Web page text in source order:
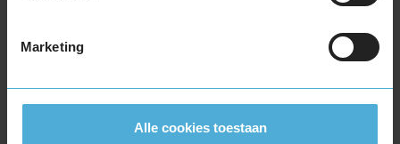
Marketing
Alle cookies toestaan
Bandenmontagepakketten
Kies je
bandenmaat omvang (inch)